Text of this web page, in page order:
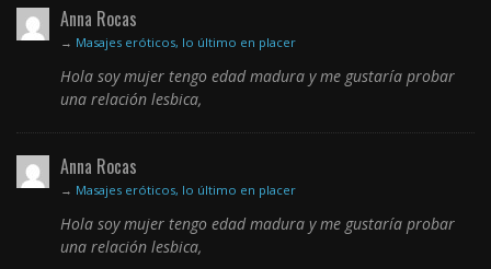
Anna Rocas
→ Masajes eróticos, lo último en placer
Hola soy mujer tengo edad madura y me gustaría probar
una relación lesbica,
Anna Rocas
→ Masajes eróticos, lo último en placer
Hola soy mujer tengo edad madura y me gustaría probar
una relación lesbica,